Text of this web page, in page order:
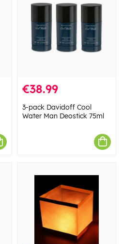
€38.99
3-pack Davidoff Cool
Water Man Deostick 75ml